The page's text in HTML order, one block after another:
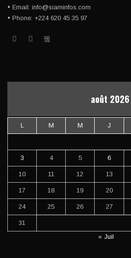
• Email: info@siaminfos.com
• Phone: +224 620 45 35 97
août 2026
L M M J
3 4 5 6
10 11 12 13
17 18 19 20
24 25 26 27
31
« Juil